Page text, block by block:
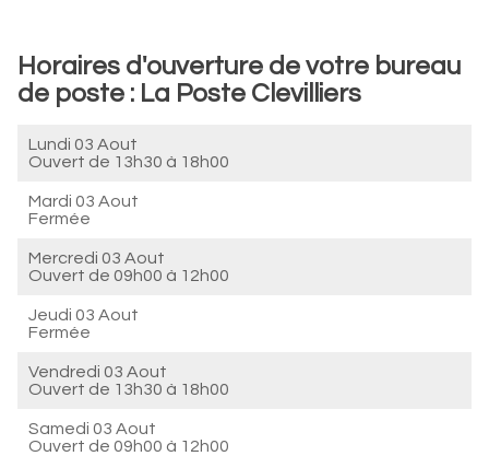
Horaires d'ouverture de votre bureau
de poste : La Poste Clevilliers
Lundi 03 Aout
Ouvert de 13h30 à 18h00
Mardi 03 Aout
Fermée
Mercredi 03 Aout
Ouvert de 09h00 à 12h00
Jeudi 03 Aout
Fermée
Vendredi 03 Aout
Ouvert de 13h30 à 18h00
Samedi 03 Aout
Ouvert de 09h00 à 12h00